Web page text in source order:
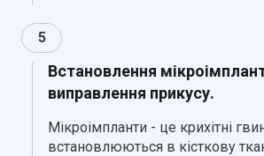
5
Встановлення
виправлення прикусу.
Мікроімпланти - це крихітні
встановлюються в кісткову